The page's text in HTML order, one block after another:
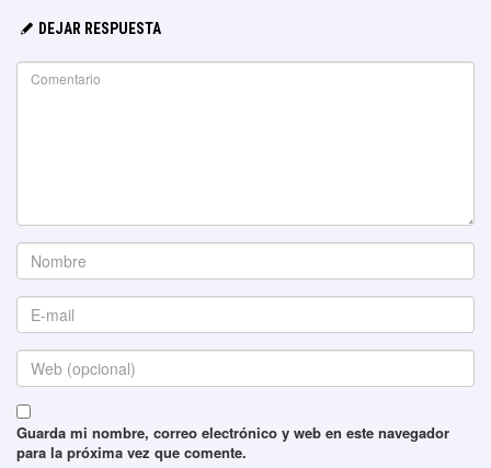
DEJAR RESPUESTA
Guarda mi nombre, correo electrónico y web en este navegador
para la próxima vez que comente.